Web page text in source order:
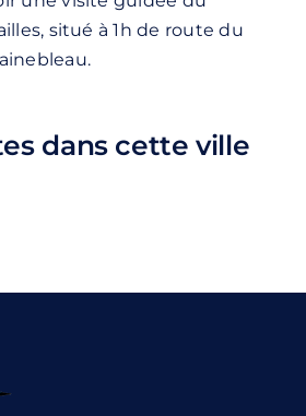
, situé à 1h de route du
dans cette ville